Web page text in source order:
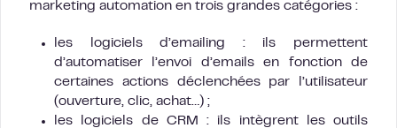
marketing automation en trois grandes catégories :
les logiciels d’emailing : ils permettent
d’automatiser l’envoi d’emails en fonction de
certaines actions déclenchées par l’utilisateur
(ouverture, clic, achat…) ;
les logiciels de CRM : ils intègrent les outils